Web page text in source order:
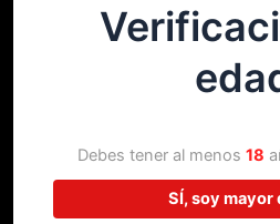
¡Disculpa este
trabajando en
¡vuelve
Debes tener al menos18
SÍ, soy mayor